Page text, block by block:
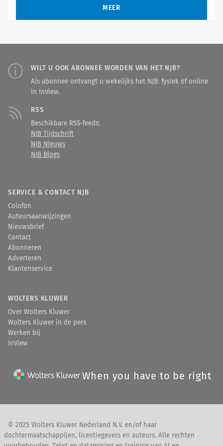
punten van deze werkwijze:
arbeidsdeling en differentiatie.
juridische kanttekeningen bij deze
creativiteit vanuit het perspectief
Wat is precies zijn klacht?
MEER
WILT U OOK ABONNEE WORDEN VAN HET NJB?
Als abonnee ontvangt u wekelijks het NJB: fysiek óf online
in InView.
RSS
Beschikbare RSS-feeds:
NJB Tijdschrift
NJB Nieuws
NJB Blogs
SERVICE & CONTACT NJB
Colofon
Auteursaanwijzingen
Nieuwsbrief
Contact
Abonneren
Adverteren
Klantenservice
WOLTERS KLUWER
Over Wolters Kluwer
Wolters Kluwer in de pers
Werken bij
InView
When you have to be right
© 2025 Wolters Kluwer Nederland N.V. en/of haar
dochtermaatschappijen, licentiegevers en auteurs. Alle rechten